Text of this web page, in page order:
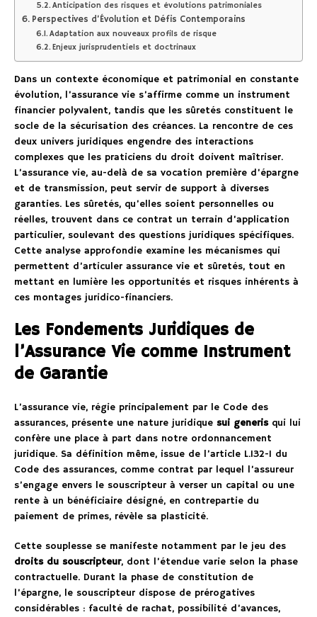
Anticipation des risques et évolutions patrimoniales
Perspectives d’Évolution et Défis Contemporains
Adaptation aux nouveaux profils de risque
Enjeux jurisprudentiels et doctrinaux
Dans un contexte économique et patrimonial en constante
évolution, l’assurance vie s’affirme comme un instrument
financier polyvalent, tandis que les sûretés constituent le
socle de la sécurisation des créances. La rencontre de ces
deux univers juridiques engendre des interactions
complexes que les praticiens du droit doivent maîtriser.
L’assurance vie, au-delà de sa vocation première d’épargne
et de transmission, peut servir de support à diverses
garanties. Les sûretés, qu’elles soient personnelles ou
réelles, trouvent dans ce contrat un terrain d’application
particulier, soulevant des questions juridiques spécifiques.
Cette analyse approfondie examine les mécanismes qui
permettent d’articuler assurance vie et sûretés, tout en
mettant en lumière les opportunités et risques inhérents à
ces montages juridico-financiers.
Les Fondements Juridiques de
l’Assurance Vie comme Instrument
de Garantie
L’assurance vie, régie principalement par le Code des
assurances, présente une nature juridique sui generisqui lui
confère une place à part dans notre ordonnancement
juridique. Sa définition même, issue de l’article L.132-1 du
Code des assurances, comme contrat par lequel l’assureur
s’engage envers le souscripteur à verser un capital ou une
rente à un bénéficiaire désigné, en contrepartie du
paiement de primes, révèle sa plasticité.
Cette souplesse se manifeste notamment par le jeu des
droits du souscripteur, dont l’étendue varie selon la phase
contractuelle. Durant la phase de constitution de
l’épargne, le souscripteur dispose de prérogatives
considérables : faculté de rachat, possibilité d’avances,